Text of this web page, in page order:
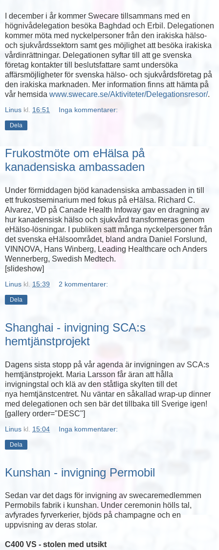
I december i år kommer Swecare tillsammans med en
högnivådelegation besöka Baghdad och Erbil. Delegationen
kommer möta med nyckelpersoner från den irakiska hälso-
och sjukvårdssektorn samt ges möjlighet att besöka irakiska
vårdinrättningar. Delegationen syftar till att ge svenska
företag kontakter till beslutsfattare samt undersöka
affärsmöjligheter för svenska hälso- och sjukvårdsföretag på
den irakiska marknaden. Mer information finns att hämta på
vår hemsida www.swecare.se/Aktiviteter/Delegationsresor/.
Linus kl. 16:51 Inga kommentarer:
Dela
Frukostmöte om eHälsa på
kanadensiska ambassaden
Under förmiddagen bjöd kanadensiska ambassaden in till
ett frukostseminarium med fokus på eHälsa. Richard C.
Alvarez, VD på Canade Health Infoway gav en dragning av
hur kanadensisk hälso och sjukvård transformeras genom
eHälso-lösningar. I publiken satt många nyckelpersoner från
det svenska eHälsoområdet, bland andra Daniel Forslund,
VINNOVA, Hans Winberg, Leading Healthcare och Anders
Wennerberg, Swedish Medtech.
[slideshow]
Linus kl. 15:39 2 kommentarer:
Dela
Shanghai - invigning SCA:s
hemtjänstprojekt
Dagens sista stopp på vår agenda är invigningen av SCA:s
hemtjänstprojekt. Maria Larsson får äran att hålla
invigningstal och klä av den ståtliga skylten till det
nya hemtjänstcentret. Nu väntar en såkallad wrap-up dinner
med delegationen och sen bär det tillbaka till Sverige igen!
[gallery order="DESC"]
Linus kl. 15:04 Inga kommentarer:
Dela
Kunshan - invigning Permobil
Sedan var det dags för invigning av swecaremedlemmen
Permobils fabrik i kunshan. Under ceremonin hölls tal,
avfyrades fyrverkerier, bjöds på champagne och en
uppvisning av deras stolar.
C400 VS - stolen med utsikt